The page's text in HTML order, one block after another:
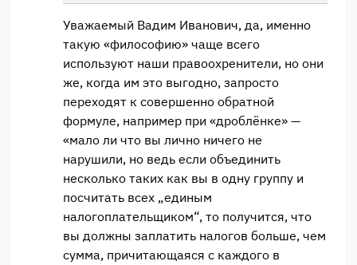
Уважаемый Вадим Иванович, да, именно
такую «философию» чаще всего
используют наши правоохренители, но они
же, когда им это выгодно, запросто
переходят к совершенно обратной
формуле, например при «дроблёнке» —
«мало ли что вы лично ничего не
нарушили, но ведь если объединить
несколько таких как вы в одну группу и
посчитать всех „единым
налогоплательщиком“, то получится, что
вы должны заплатить налогов больше, чем
сумма, причитающаяся с каждого в